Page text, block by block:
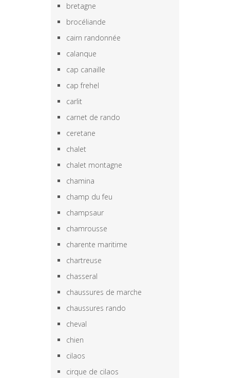
bretagne
brocéliande
cairn randonnée
calanque
cap canaille
cap frehel
carlit
carnet de rando
ceretane
chalet
chalet montagne
chamina
champ du feu
champsaur
chamrousse
charente maritime
chartreuse
chasseral
chaussures de marche
chaussures rando
cheval
chien
cilaos
cirque de cilaos